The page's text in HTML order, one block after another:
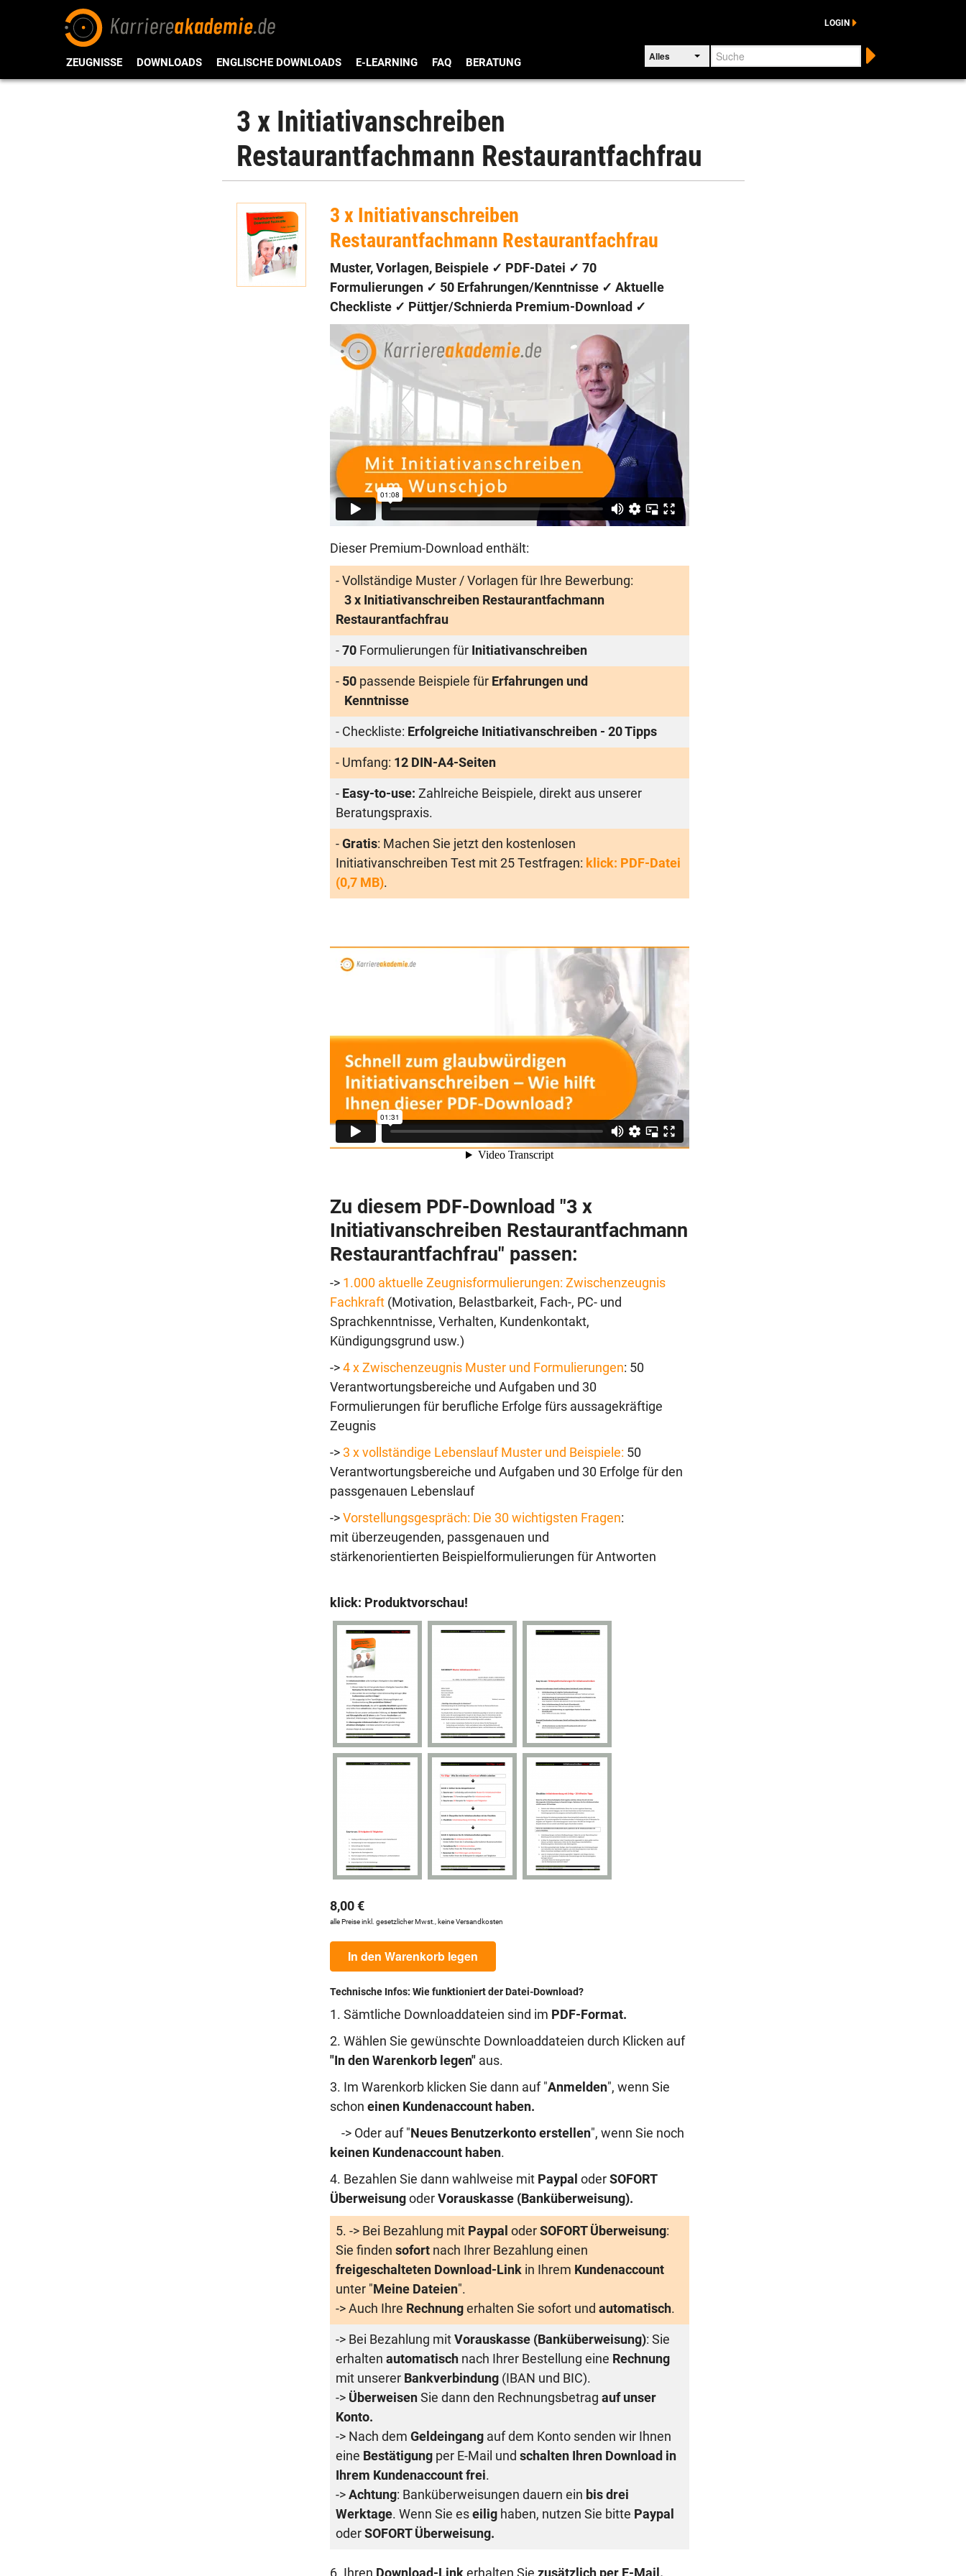
ZEUGNISSE DOWNLOADS ENGLISCHE DOWNLOADS E-LEARNING FAQ BERATUNG
LOGIN
Alles Suche
3 x Initiativanschreiben
Restaurantfachmann Restaurantfachfrau
3 x Initiativanschreiben
Restaurantfachmann Restaurantfachfrau
Muster, Vorlagen, Beispiele ✓ PDF-Datei ✓ 70
Formulierungen ✓ 50 Erfahrungen/Kenntnisse ✓ Aktuelle
Checkliste ✓ Püttjer/Schnierda Premium-Download ✓
Dieser Premium-Download enthält:
- Vollständige Muster / Vorlagen für Ihre Bewerbung:
3 x Initiativanschreiben Restaurantfachmann
Restaurantfachfrau
- 70 Formulierungen für Initiativanschreiben
- 50 passende Beispiele für Erfahrungen und
Kenntnisse
- Checkliste: Erfolgreiche Initiativanschreiben - 20 Tipps
- Umfang: 12 DIN-A4-Seiten
- Easy-to-use: Zahlreiche Beispiele, direkt aus unserer
Beratungspraxis.
- Gratis: Machen Sie jetzt den kostenlosen
Initiativanschreiben Test mit 25 Testfragen: klick: PDF-Datei
(0,7 MB).
Zu diesem PDF-Download "3 x
Initiativanschreiben Restaurantfachmann
Restaurantfachfrau" passen:
-> 1.000 aktuelle Zeugnisformulierungen: Zwischenzeugnis
Fachkraft(Motivation, Belastbarkeit, Fach-, PC- und
Sprachkenntnisse, Verhalten, Kundenkontakt,
Kündigungsgrund usw.)
-> 4 x Zwischenzeugnis Muster und Formulierungen: 50
Verantwortungsbereiche und Aufgaben und 30
Formulierungen für berufliche Erfolge fürs aussagekräftige
Zeugnis
-> 3 x vollständige Lebenslauf Muster und Beispiele: 50
Verantwortungsbereiche und Aufgaben und 30 Erfolge für den
passgenauen Lebenslauf
-> Vorstellungsgespräch: Die 30 wichtigsten Fragen:
mit überzeugenden, passgenauen und
stärkenorientierten Beispielformulierungen für Antworten
klick: Produktvorschau!
8,00 €
alle Preise inkl. gesetzlicher Mwst., keine Versandkosten
In den Warenkorb legen
Technische Infos: Wie funktioniert der Datei-Download?
1. Sämtliche Downloaddateien sind im PDF-Format.
2. Wählen Sie gewünschte Downloaddateien durch Klicken auf
"In den Warenkorb legen"aus.
3. Im Warenkorb klicken Sie dann auf "Anmelden", wenn Sie
schon einen Kundenaccount haben.
-> Oder auf " Neues Benutzerkonto erstellen", wenn Sie noch
keinen Kundenaccount haben.
4. Bezahlen Sie dann wahlweise mit Paypal oder SOFORT
Überweisung oder Vorauskasse (Banküberweisung).
5. -> Bei Bezahlung mit Paypal oder SOFORT Überweisung:
Sie finden sofort nach Ihrer Bezahlung einen
freigeschalteten Download-Link in Ihrem Kundenaccount
unter " Meine Dateien".
-> Auch Ihre Rechnungerhalten Sie sofort und automatisch.
-> Bei Bezahlung mit Vorauskasse (Banküberweisung): Sie
erhalten automatischnach Ihrer Bestellung eine Rechnung
mit unserer Bankverbindung (IBAN und BIC).
-> Überweisen Sie dann den Rechnungsbetrag auf unser
Konto.
-> Nach dem Geldeingang auf dem Konto senden wir Ihnen
eine Bestätigung per E-Mail und schalten Ihren Download in
Ihrem Kundenaccount frei.
-> Achtung: Banküberweisungen dauern ein bis drei
Werktage. Wenn Sie es eilighaben, nutzen Sie bitte Paypal
oder SOFORT Überweisung.
6. Ihren Download-Linkerhalten Sie zusätzlich per E-Mail.